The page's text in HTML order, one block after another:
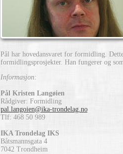
Pål har hovedansvaret for formidling.
formidlingsprosjekter. Han fungerer og
Informasjon:
Pål Kristen Langøien
Rådgiver: Formidling
pal.langoien@ika-trondelag.no
Tlf: 468 50 989
IKA Trondelag IKS
Båtsmannsgata 4
7042 Trondheim